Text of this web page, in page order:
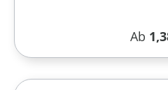
Ab